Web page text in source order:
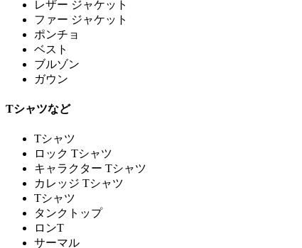
レザー ジャケット
ファー ジャケット
ポンチョ
ベスト
ブルゾン
ガウン
Tシャツなど
Tシャツ
ロック Tシャツ
キャラクター Tシャツ
カレッジ Tシャツ
Tシャツ
タンクトップ
ロンT
サーマル